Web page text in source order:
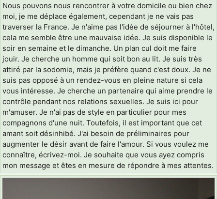
Nous pouvons nous rencontrer à votre domicile ou bien chez
moi, je me déplace également, cependant je ne vais pas
traverser la France. Je n'aime pas l'idée de séjourner à l'hôtel,
cela me semble être une mauvaise idée. Je suis disponible le
soir en semaine et le dimanche. Un plan cul doit me faire
jouir. Je cherche un homme qui soit bon au lit. Je suis très
attiré par la sodomie, mais je préfère quand c'est doux. Je ne
suis pas opposé à un rendez-vous en pleine nature si cela
vous intéresse. Je cherche un partenaire qui aime prendre le
contrôle pendant nos relations sexuelles. Je suis ici pour
m'amuser. Je n'ai pas de style en particulier pour mes
compagnons d'une nuit. Toutefois, il est important que cet
amant soit désinhibé. J'ai besoin de préliminaires pour
augmenter le désir avant de faire l'amour. Si vous voulez me
connaître, écrivez-moi. Je souhaite que vous ayez compris
mon message et êtes en mesure de répondre à mes attentes.